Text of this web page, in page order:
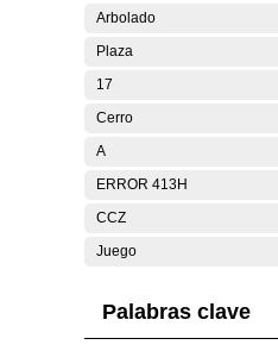
Arbolado
Plaza
17
Cerro
A
ERROR 413H
CCZ
Juego
Palabras clave